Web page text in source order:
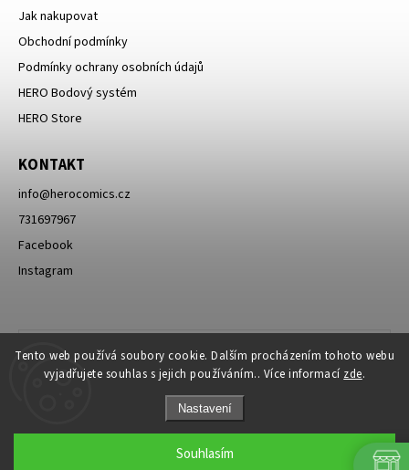
Tento web používá soubory cookie. Dalším procházením tohoto webu
vyjadřujete souhlas s jejich používáním.. Více informací zde.
Nastavení
Souhlasím
Jak nakupovat
Obchodní podmínky
Podmínky ochrany osobních údajů
HERO Bodový systém
HERO Store
KONTAKT
info@herocomics.cz
731697967
Facebook
Instagram